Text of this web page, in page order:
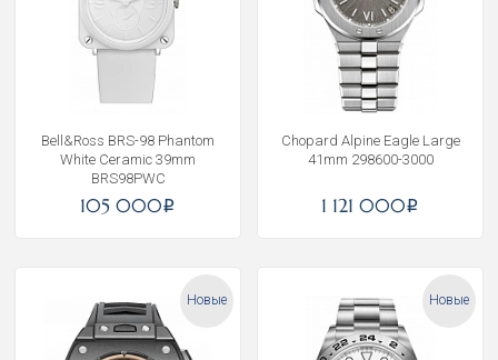
Bell&Ross BRS-98 Phantom
White Ceramic 39mm
BRS98PWC
105 000i
Chopard Alpine Eagle Large
41mm 298600-3000
1 121 000i
Новые Новые